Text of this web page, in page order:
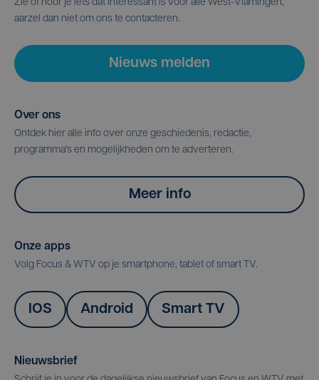
Zie of hoor je iets dat interessant is voor alle West-Vlamingen,
aarzel dan niet om ons te contacteren.
Nieuws melden
Over ons
Ontdek hier alle info over onze geschiedenis, redactie,
programma's en mogelijkheden om te adverteren.
Meer info
Onze apps
Volg Focus & WTV op je smartphone, tablet of smart TV.
IOS Android Smart TV
Nieuwsbrief